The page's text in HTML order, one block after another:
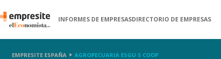
INFORMES DE EMPRESASDIRECTORIO DE EMPRESAS
EMPRESITE ESPAÑA AGROPECUARIA ESGU S COOP